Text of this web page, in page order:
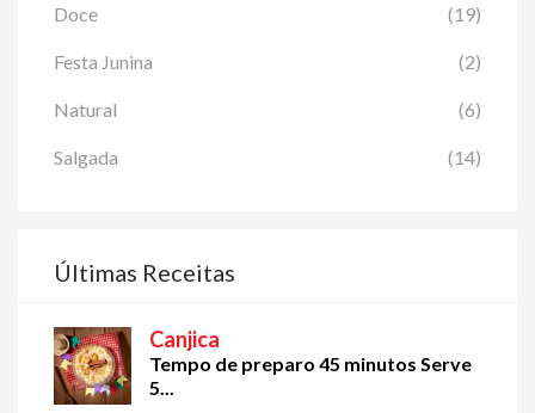
Doce (19)
Festa Junina (2)
Natural (6)
Salgada (14)
Últimas Receitas
Canjica
Tempo de preparo 45 minutos Serve
5...